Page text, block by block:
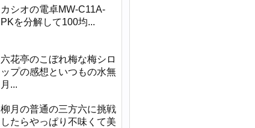
カシオの電卓MW-C11A-
PKを分解して100均...
六花亭のこぼれ梅な梅シロ
ップの感想といつもの水無
月...
柳月の普通の三方六に挑戦
したらやっぱり不味くて美